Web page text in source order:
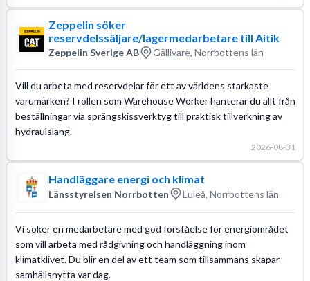
Zeppelin söker
reservdelssäljare/lagermedarbetare till Aitik
Zeppelin Sverige AB Gällivare, Norrbottens län
Vill du arbeta med reservdelar för ett av världens starkaste
varumärken? I rollen som Warehouse Worker hanterar du allt från
beställningar via sprängskissverktyg till praktisk tillverkning av
hydraulslang.
2026-08-31
Handläggare energi och klimat
Länsstyrelsen Norrbotten Luleå, Norrbottens län
Vi söker en medarbetare med god förståelse för energiområdet
som vill arbeta med rådgivning och handläggning inom
klimatklivet. Du blir en del av ett team som tillsammans skapar
samhällsnytta var dag.